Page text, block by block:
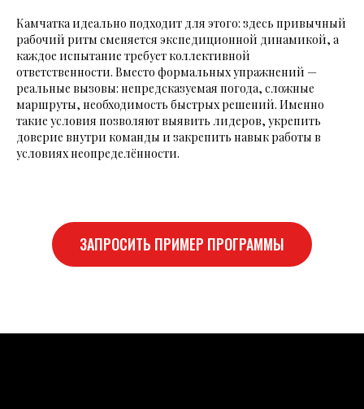
Камчатка идеально подходит для этого: здесь привычный
рабочий ритм сменяется экспедиционной динамикой, а
каждое испытание требует коллективной
ответственности. Вместо формальных упражнений —
реальные вызовы: непредсказуемая погода, сложные
маршруты, необходимость быстрых решений. Именно
такие условия позволяют выявить лидеров, укрепить
доверие внутри команды и закрепить навык работы в
условиях неопределённости.
ЗАПРОСИТЬ ПРИМЕР ПРОГРАММЫ